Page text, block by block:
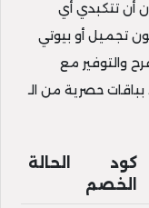
أن تتكبدي أي
تجميل أو بيوتي
والتوفير مع
حصرية من الـ
كود
الخصم
الحالة